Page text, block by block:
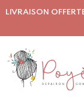
LIVRAISON